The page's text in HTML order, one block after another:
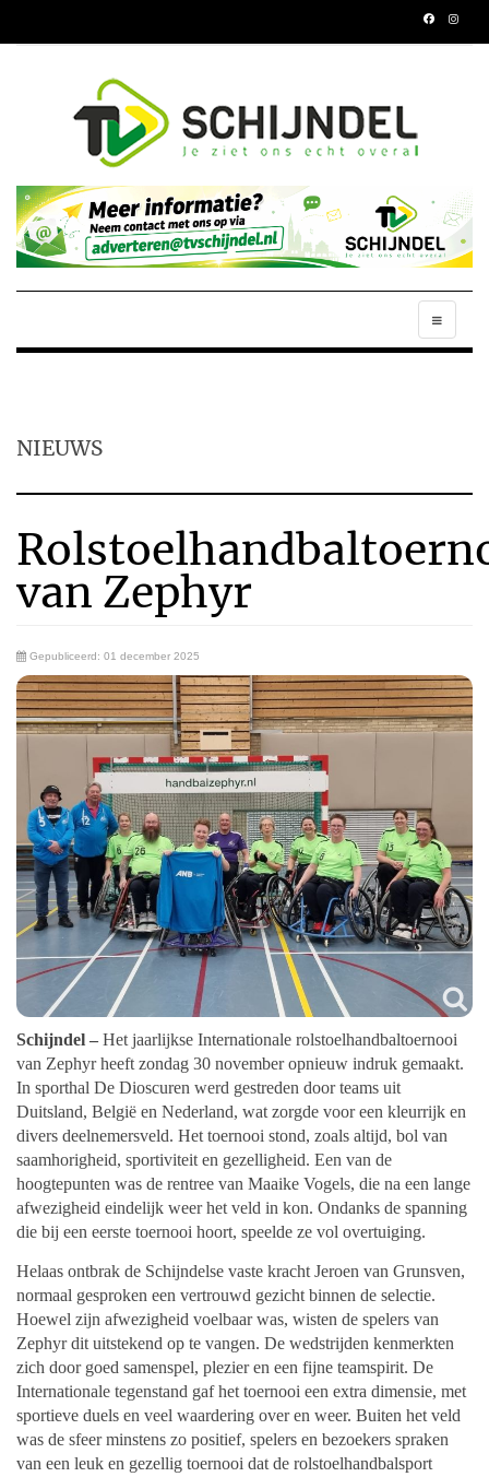
NIEUWS
van Zephyr
Gepubliceerd: 01 december 2025
Schijndel – Het jaarlijkse Internationale rolstoelhandbaltoernooi
van Zephyr heeft zondag 30 november opnieuw indruk gemaakt.
In sporthal De Dioscuren werd gestreden door teams uit
Duitsland, België en Nederland, wat zorgde voor een kleurrijk en
divers deelnemersveld. Het toernooi stond, zoals altijd, bol van
saamhorigheid, sportiviteit en gezelligheid. Een van de
hoogtepunten was de rentree van Maaike Vogels, die na een lange
afwezigheid eindelijk weer het veld in kon. Ondanks de spanning
die bij een eerste toernooi hoort, speelde ze vol overtuiging.
Helaas ontbrak de Schijndelse vaste kracht Jeroen van Grunsven,
normaal gesproken een vertrouwd gezicht binnen de selectie.
Hoewel zijn afwezigheid voelbaar was, wisten de spelers van
Zephyr dit uitstekend op te vangen. De wedstrijden kenmerkten
zich door goed samenspel, plezier en een fijne teamspirit. De
Internationale tegenstand gaf het toernooi een extra dimensie, met
sportieve duels en veel waardering over en weer. Buiten het veld
was de sfeer minstens zo positief, spelers en bezoekers spraken
van een leuk en gezellig toernooi dat de rolstoelhandbalsport